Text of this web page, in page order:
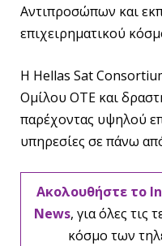
Αντιπροσώπων και
επιχειρηματικού
Η Hellas Sat
Ομίλου ΟΤΕ και
παρέχοντας υψηλού
υπηρεσίες σε πάνω
Ακολουθήστε το
News, για όλες τις
κόσμο των